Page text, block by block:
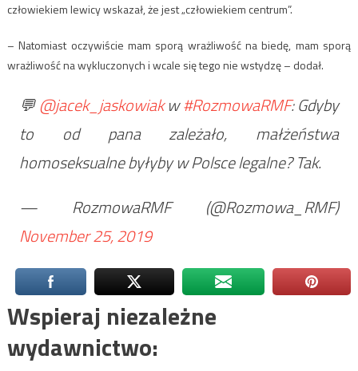
człowiekiem lewicy wskazał, że jest „człowiekiem centrum”.
– Natomiast oczywiście mam sporą wrażliwość na biedę, mam sporą
wrażliwość na wykluczonych i wcale się tego nie wstydzę – dodał.
💬@jacek_jaskowiakw#RozmowaRMF: Gdyby
to od pana zależało, małżeństwa
homoseksualne byłyby w Polsce legalne? Tak.
— RozmowaRMF (@Rozmowa_RMF)
November 25, 2019
Wspieraj niezależne
wydawnictwo: